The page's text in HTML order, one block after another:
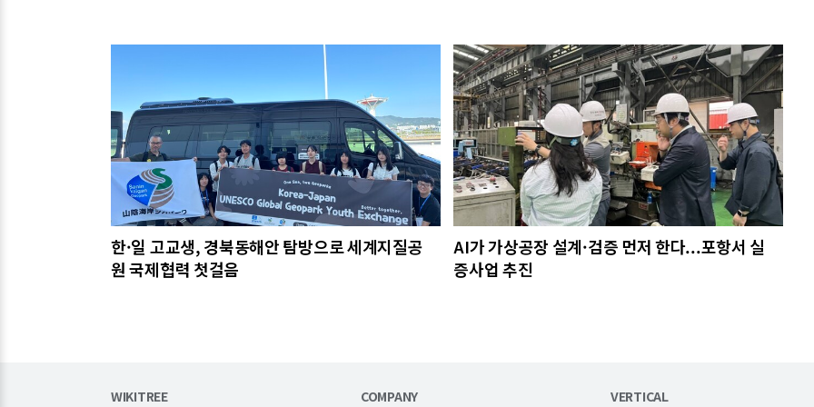
관련기사
한·일 고교생, 경북동해안 탐방으로 세계지질공
원 국제협력 첫걸음
AI가 가상공장 설계·검증 먼저 한다...포항서 실
증사업 추진
WIKITREE COMPANY VERTICAL